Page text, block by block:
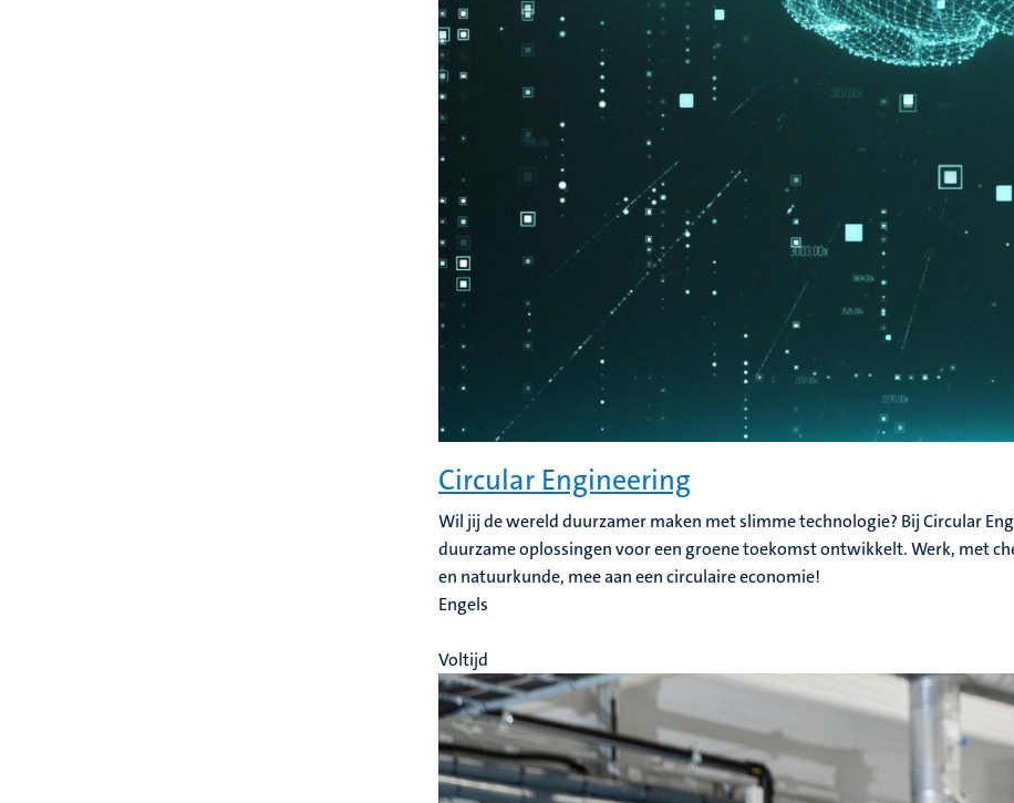
Circular Engineering
Wil jij de wereld duurzamer maken met slimme technologie? Bij Circular
duurzame oplossingen voor een groene toekomst ontwikkelt. Werk, met
en natuurkunde, mee aan een circulaire economie!
Engels
Voltijd